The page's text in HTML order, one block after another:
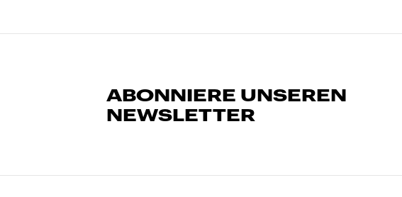
ABONNIERE UNSEREN
NEWSLETTER